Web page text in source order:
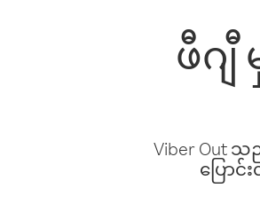
ဖီဂျီ
Viber Out
ပြော